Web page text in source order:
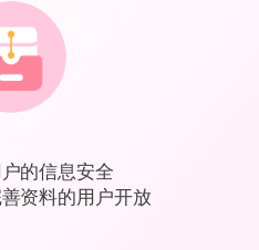
的信息安全
资料的用户开放